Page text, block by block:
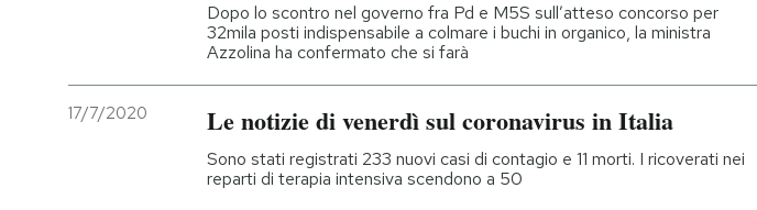
Dopo lo scontro nel governo fra Pd e M5S sull’atteso concorso per
32mila posti indispensabile a colmare i buchi in organico, la ministra
Azzolina ha confermato che si farà
17/7/2020 Le notizie di venerdì sul coronavirus in Italia
Sono stati registrati 233 nuovi casi di contagio e 11 morti. I ricoverati nei
reparti di terapia intensiva scendono a 50